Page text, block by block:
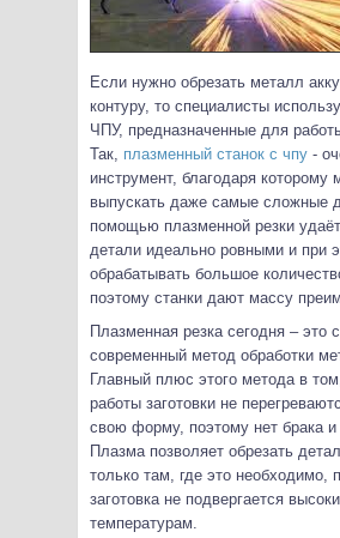
Если нужно обрезать металл
контуру, то специалисты
ЧПУ, предназначенные для
Так, плазменный станок с чпу -
инструмент, благодаря которому
выпускать даже самые сложные
помощью плазменной резки
детали идеально ровными и при
обрабатывать большое
поэтому станки дают массу
Плазменная резка сегодня – это
современный метод обработки
Главный плюс этого метода в
работы заготовки не
свою форму, поэтому нет брака
Плазма позволяет обрезать
только там, где это необходимо,
заготовка не подвергается
температурам.